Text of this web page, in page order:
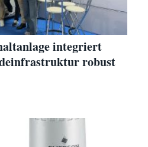
integriert
robust